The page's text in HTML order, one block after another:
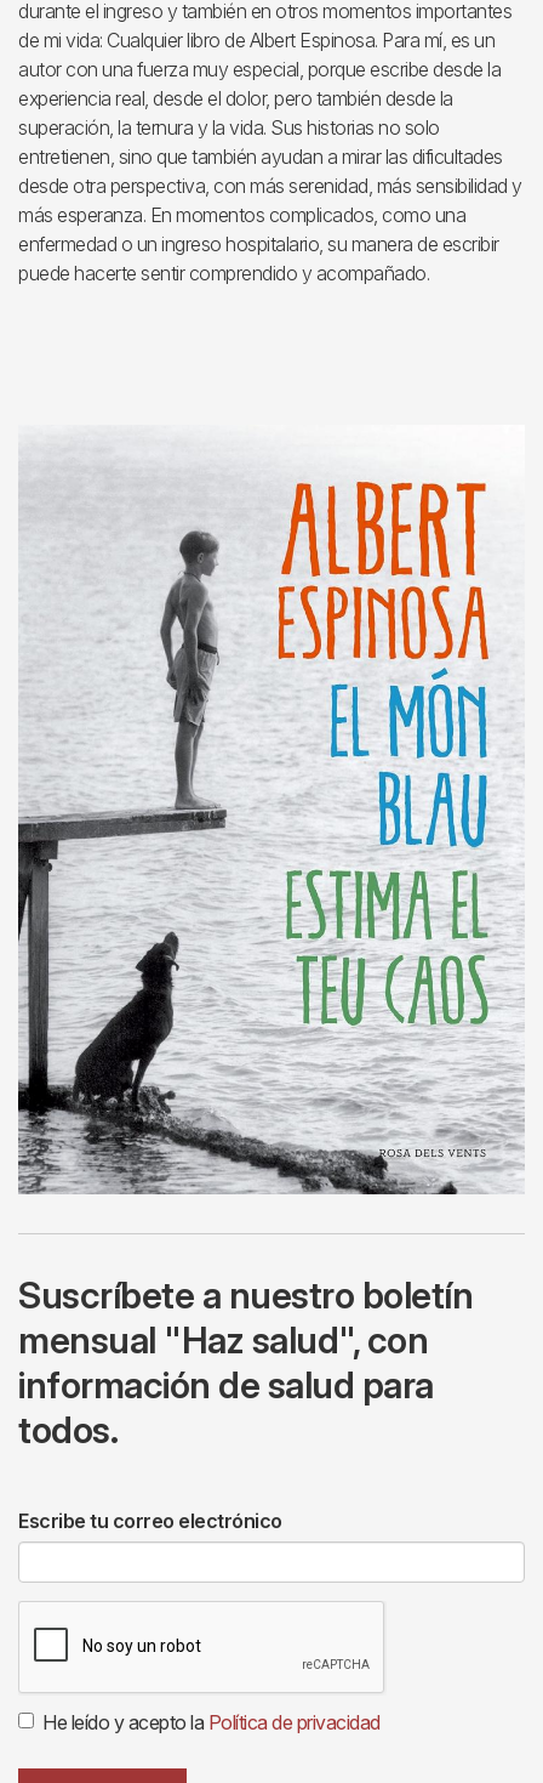
durante el ingreso y también en otros momentos importantes
de mi vida: Cualquier libro de Albert Espinosa. Para mí, es un
autor con una fuerza muy especial, porque escribe desde la
experiencia real, desde el dolor, pero también desde la
superación, la ternura y la vida. Sus historias no solo
entretienen, sino que también ayudan a mirar las dificultades
desde otra perspectiva, con más serenidad, más sensibilidad y
más esperanza. En momentos complicados, como una
enfermedad o un ingreso hospitalario, su manera de escribir
puede hacerte sentir comprendido y acompañado.
Suscríbete a nuestro boletín
mensual "Haz salud", con
información de salud para
todos.
Escribe tu correo electrónico
He leído y acepto la Política de privacidad